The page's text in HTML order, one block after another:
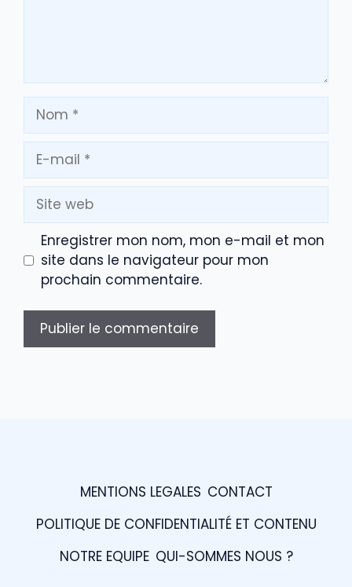
Nom
mail
Site
web
Enregistrer mon nom, mon e-mail et mon
site dans le navigateur pour mon
prochain commentaire.
MENTIONS LEGALES CONTACT
POLITIQUE DE CONFIDENTIALITÉ ET CONTENU
NOTRE EQUIPE QUI-SOMMES NOUS ?